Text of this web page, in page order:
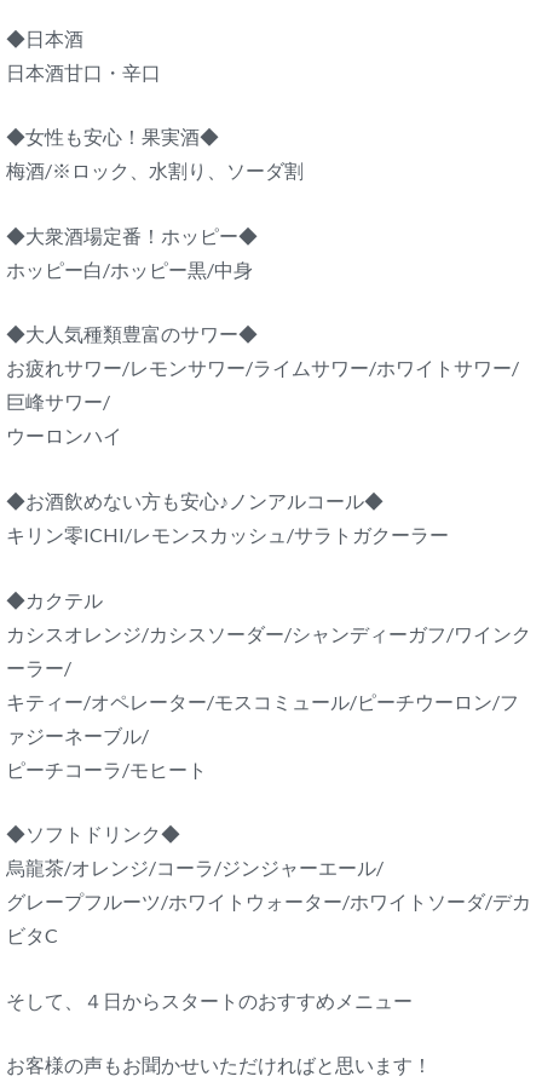
◆日本酒
日本酒甘口・辛口
◆女性も安心！果実酒◆
梅酒/※ロック、水割り、ソーダ割
◆大衆酒場定番！ホッピー◆
ホッピー白/ホッピー黒/中身
◆大人気種類豊富のサワー◆
お疲れサワー/レモンサワー/ライムサワー/ホワイトサワー/
巨峰サワー/
ウーロンハイ
◆お酒飲めない方も安心♪ノンアルコール◆
キリン零ICHI/レモンスカッシュ/サラトガクーラー
◆カクテル
カシスオレンジ/カシスソーダー/シャンディーガフ/ワインク
ーラー/
キティー/オペレーター/モスコミュール/ピーチウーロン/フ
ァジーネーブル/
ピーチコーラ/モヒート
◆ソフトドリンク◆
烏龍茶/オレンジ/コーラ/ジンジャーエール/
グレープフルーツ/ホワイトウォーター/ホワイトソーダ/デカ
ビタC
そして、４日からスタートのおすすめメニュー
お客様の声もお聞かせいただければと思います！